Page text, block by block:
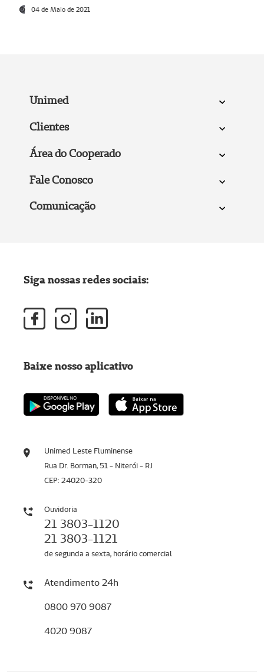
04 de Maio de 2021
Unimed
Clientes
Área do Cooperado
Fale Conosco
Comunicação
Unimed Leste Fluminense
Rua Dr. Borman, 51 - Niterói - RJ
CEP: 24020-320
Ouvidoria
21 3803-1120
21 3803-1121
de segunda a sexta, horário comercial
Atendimento 24h
0800 970 9087
4020 9087
Siga nossas redes sociais:
Baixe nosso aplicativo